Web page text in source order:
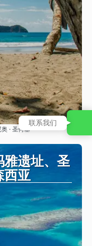
· 圣何塞
雅遗址、圣
西亚
联系我们